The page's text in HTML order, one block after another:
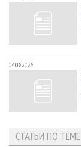
04.08.2026
СТАТЬИ ПО ТЕМЕ